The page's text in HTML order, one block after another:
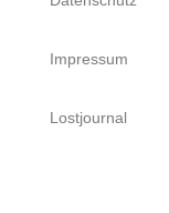
Impressum
Lostjournal